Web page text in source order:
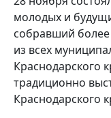
молодых и
собравший
из всех
Краснодарского
традиционно
Краснодарского